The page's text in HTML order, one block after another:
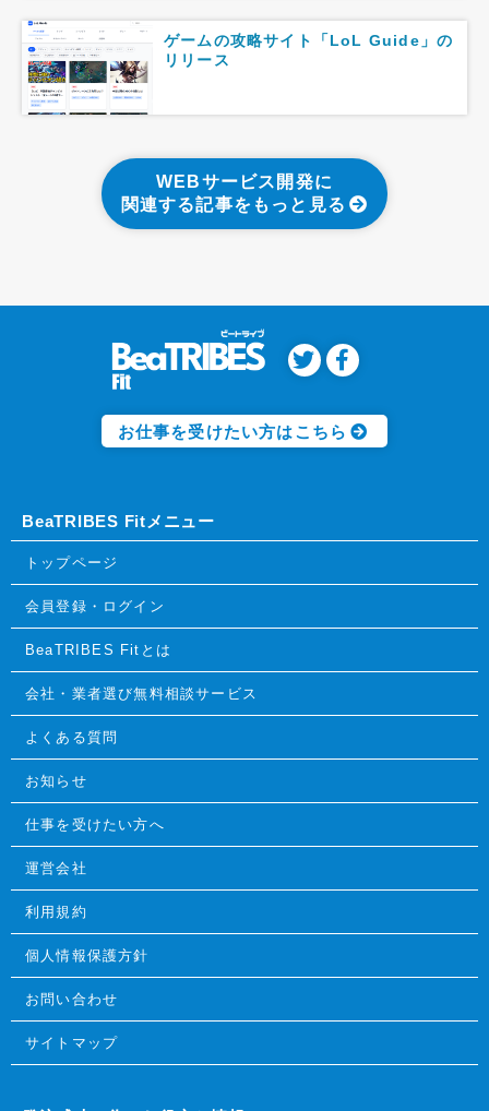
ゲームの攻略サイト「LoL Guide」の
リリース
WEBサービス開発に
関連する記事をもっと見る
お仕事を受けたい方はこちら
BeaTRIBES Fitメニュー
トップページ
会員登録・ログイン
BeaTRIBES Fitとは
会社・業者選び無料相談サービス
よくある質問
お知らせ
仕事を受けたい方へ
運営会社
利用規約
個人情報保護方針
お問い合わせ
サイトマップ